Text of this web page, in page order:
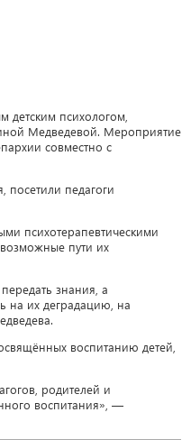
детским психологом,
Медведевой. Мероприятие
совместно с
посетили педагоги
психотерапевтическими
пути их
знания, а
на их деградацию, на
воспитанию детей,
родителей и
воспитания», —